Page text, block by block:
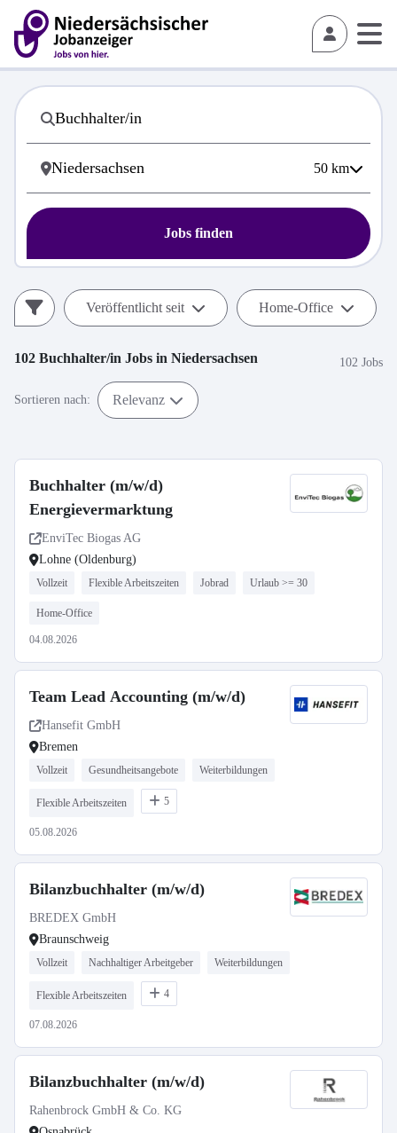
50 km
Jobs finden
Veröffentlicht seit Home-Office
102 Buchhalter/in Jobs in Niedersachsen 102 Jobs
Sortieren nach: Relevanz
Buchhalter (m/w/d)
Energievermarktung
EnviTec Biogas AG
Lohne (Oldenburg)
Vollzeit Flexible Arbeitszeiten Jobrad Urlaub >= 30
Home-Office
04.08.2026
Team Lead Accounting (m/w/d)
Hansefit GmbH
Bremen
Vollzeit Gesundheitsangebote Weiterbildungen
Flexible Arbeitszeiten 5
05.08.2026
Bilanzbuchhalter (m/w/d)
BREDEX GmbH
Braunschweig
Vollzeit Nachhaltiger Arbeitgeber Weiterbildungen
Flexible Arbeitszeiten 4
07.08.2026
Bilanzbuchhalter (m/w/d)
Rahenbrock GmbH & Co. KG